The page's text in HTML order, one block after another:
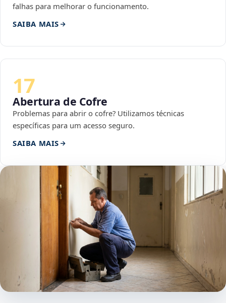
falhas para melhorar o funcionamento.
SAIBA MAIS
17
Abertura de Cofre
Problemas para abrir o cofre? Utilizamos técnicas
específicas para um acesso seguro.
SAIBA MAIS